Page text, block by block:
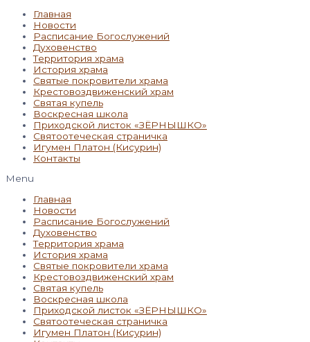
Главная
Новости
Расписание Богослужений
Духовенство
Территория храма
История храма
Святые покровители храма
Крестовоздвиженский храм
Святая купель
Воскресная школа
Приходской листок «ЗЁРНЫШКО»
Святоотеческая страничка
Игумен Платон (Кисурин)
Контакты
Menu
Главная
Новости
Расписание Богослужений
Духовенство
Территория храма
История храма
Святые покровители храма
Крестовоздвиженский храм
Святая купель
Воскресная школа
Приходской листок «ЗЁРНЫШКО»
Святоотеческая страничка
Игумен Платон (Кисурин)